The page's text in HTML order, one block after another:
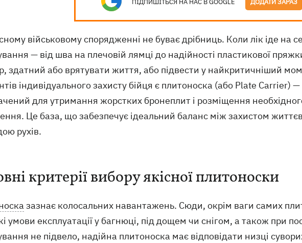
ПІДПИШІТЬСЯ НА НАС В GOOGLE ДОДАТИ ЗАРАЗ
військовому спорядженні не буває дрібниць. Коли лік іде на
— від шва на плечовій лямці до надійності пластикової
здатний або врятувати життя, або підвести у найкритичніший
індивідуального захисту бійця є плитоноска (або Plate Carrier)
для утримання жорстких бронеплит і розміщення
Це база, що забезпечує ідеальний баланс між захистом
рухів.
критерії вибору якісної плитоноски
зазнає колосальних навантажень. Сюди, окрім ваги самих
умови експлуатації у багнюці, під дощем чи снігом, а також при
не підвело, надійна плитоноска має відповідати низці